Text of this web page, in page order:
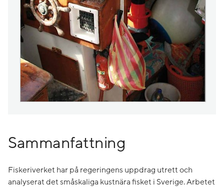
Sammanfattning
Fiskeriverket har på regeringens uppdrag utrett och
analyserat det småskaliga kustnära fisket i Sverige. Arbetet